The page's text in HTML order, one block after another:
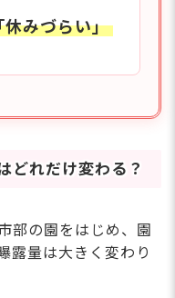
休みづらい」
どれだけ変わる？
部の園をはじめ、園
露量は大きく変わり